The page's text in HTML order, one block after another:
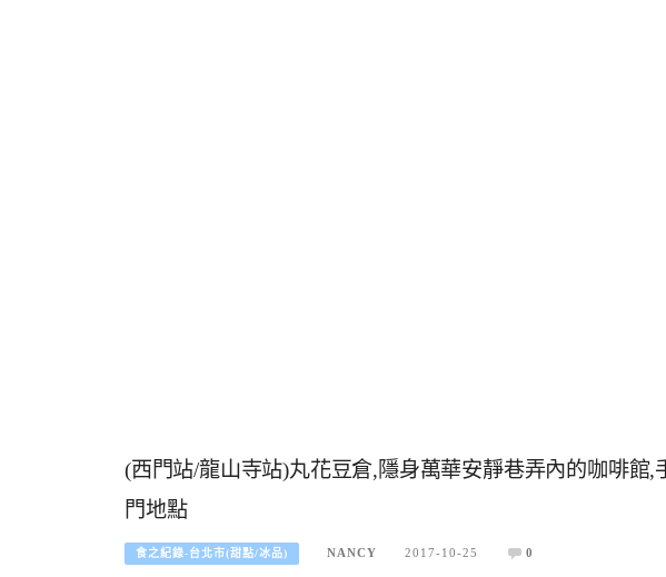
(西門站/龍山寺站)丸花豆倉,隱身萬華安靜巷弄內的咖啡館
門地點
食之紀錄-台北市(甜點/冰品) NANCY 2017-10-25 0